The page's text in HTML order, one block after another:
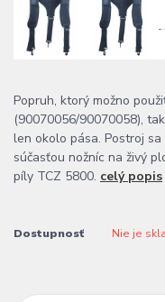
Popruh, ktorý možno
(90070056/90070058),
len okolo pása. Postroj
súčasťou nožníc na živý
píly TCZ 5800. celý popis
Dostupnosť Nie je